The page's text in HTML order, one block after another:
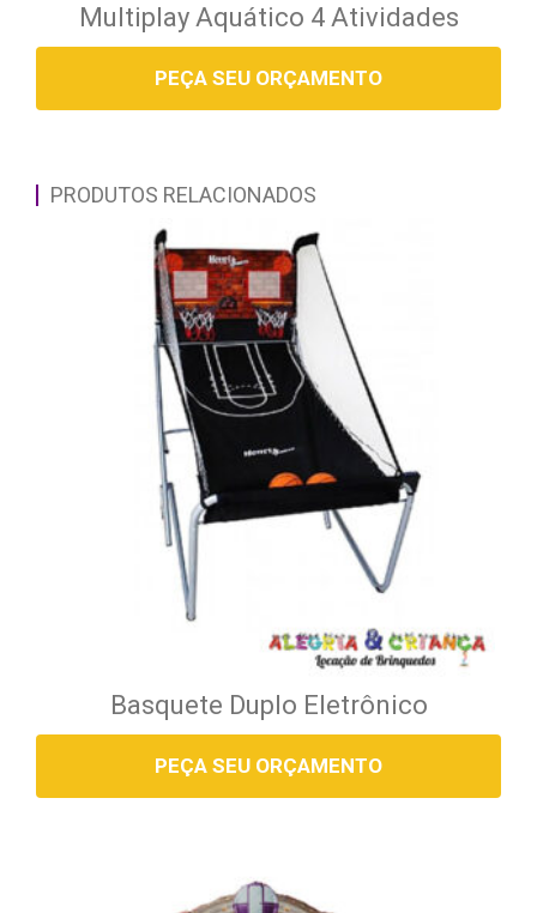
Multiplay Aquático 4 Atividades
PEÇA SEU ORÇAMENTO
PRODUTOS RELACIONADOS
Basquete Duplo Eletrônico
PEÇA SEU ORÇAMENTO